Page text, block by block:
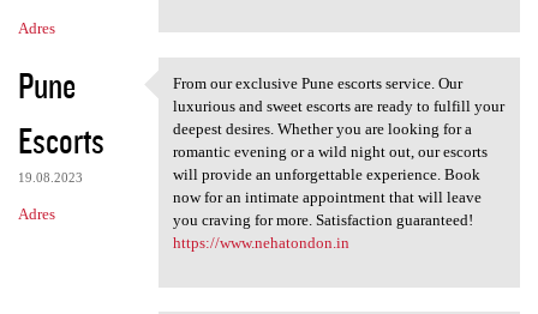
Adres
Pune
Escorts
19.08.2023
Adres
From our exclusive Pune
From our exclusive Pune escorts service. Our
luxurious and sweet escorts are ready to fulfill your
deepest desires. Whether you are looking for a
romantic evening or a wild night out, our escorts
will provide an unforgettable experience. Book
now for an intimate appointment that will leave
you craving for more. Satisfaction guaranteed!
https://www.nehatondon.in